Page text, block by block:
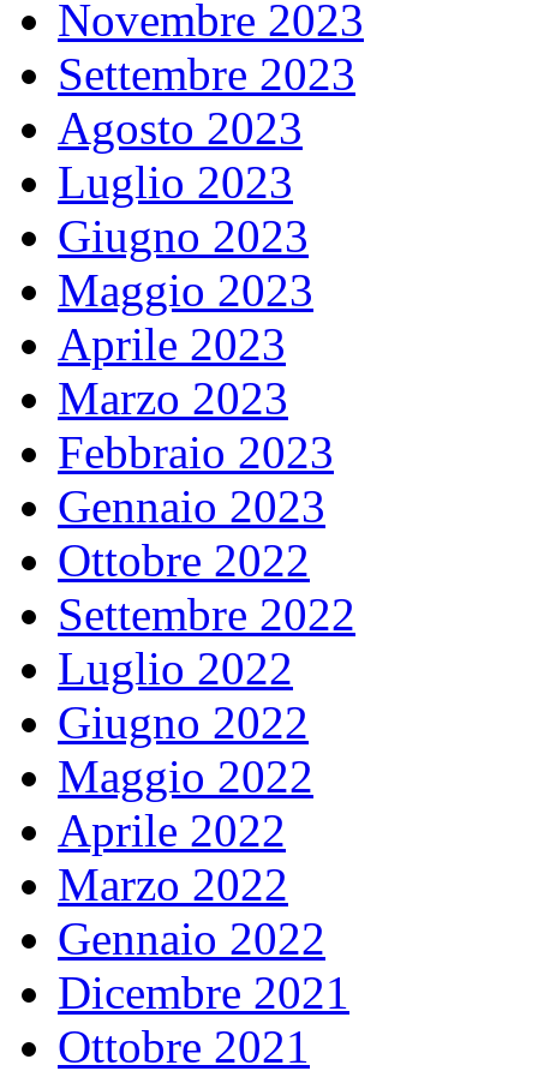
Novembre 2023
Settembre 2023
Agosto 2023
Luglio 2023
Giugno 2023
Maggio 2023
Aprile 2023
Marzo 2023
Febbraio 2023
Gennaio 2023
Ottobre 2022
Settembre 2022
Luglio 2022
Giugno 2022
Maggio 2022
Aprile 2022
Marzo 2022
Gennaio 2022
Dicembre 2021
Ottobre 2021